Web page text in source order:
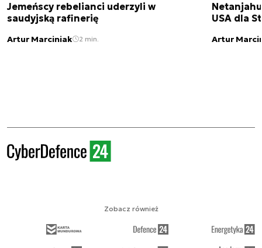
Jemeńscy rebelianci uderzyli w
saudyjską rafinerię
Artur Marciniak 2 min.
USA dla
Artur
Zobacz również